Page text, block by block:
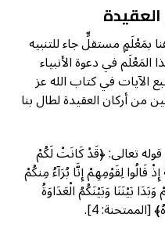
بمَعْلَمٍ مستقلٍّ جاء للتنبيه
في دعوة الأنبياء
الآيات في كتاب الله عز
من أركان العقيدة لطال بنا
تعالى: ﴿قَدْ كَانَتْ لَكُمْ
لِقَوْمِهِمْ إِنَّا بُرَآءُ مِنكُمْ
بَيْنَنَا وَبَيْنَكُمُ الْعَدَاوَةُ
[الممتحنة: 4].